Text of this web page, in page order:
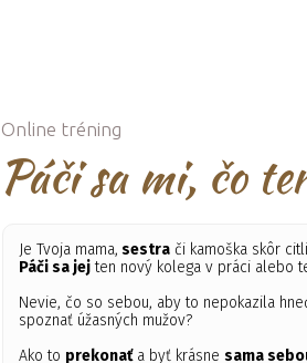
Online tréning
Páči sa mi, čo
Je Tvoja mama, sestra či kamoška skôr
Páči sa jejten nový kolega v práci alebo
Nevie, čo so sebou, aby to nepokazila
spoznať úžasných mužov?
Ako to prekonaťa byť krásnesama